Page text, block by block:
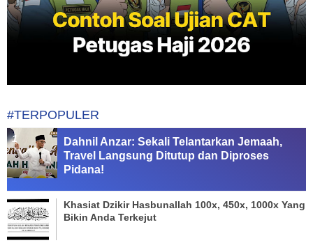
#TERPOPULER
Dahnil Anzar: Sekali Telantarkan Jemaah,
Travel Langsung Ditutup dan Diproses
Pidana!
Khasiat Dzikir Hasbunallah 100x, 450x, 1000x Yang
Bikin Anda Terkejut